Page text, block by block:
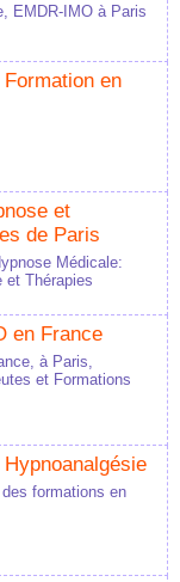
EMDR-IMO à Paris
en
et
de Paris
Médicale:
et Thérapies
en France
à Paris,
et Formations
formations en